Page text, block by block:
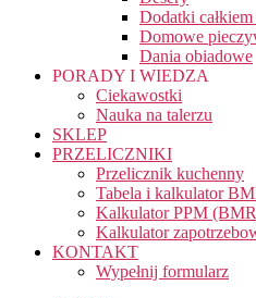
Dodatki
Domowe
Dania obiadowe
PORADY I WIEDZA
Ciekawostki
Nauka na talerzu
SKLEP
PRZELICZNIKI
Przelicznik kuchenny
Tabela i kalkulator
Kalkulator PPM
Kalkulator
KONTAKT
Wypełnij formularz